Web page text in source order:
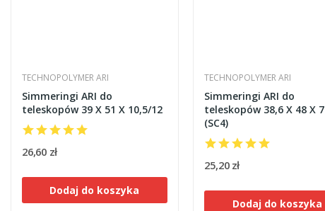
TECHNOPOLYMER ARI
Simmeringi ARI do
teleskopów 39 X 51 X 10,5/12
26,60 zł
Dodaj do koszyka
TECHNOPOLYMER ARI
Simmeringi ARI do
teleskopów 38,6 X 48 X 7
(SC4)
25,20 zł
Dodaj do koszyka